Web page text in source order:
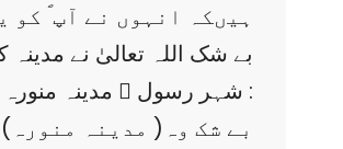
ہیںکہ انہوں نے آپ ؐ کو
’’ بے شک اللہ تعالیٰ نے مدینہ
شہر رسول ؐ مدینہ منورہ کا تیسرا نام’’ طیبۃٌ‘‘ خود حضورؐ نے رکھا ۔ حضرت زید بن ثابت ؓ بیان کرتے ہیں کہ رسولؐ اللہ نے فرمایا :